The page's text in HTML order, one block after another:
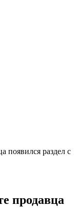
появился раздел с
продавца